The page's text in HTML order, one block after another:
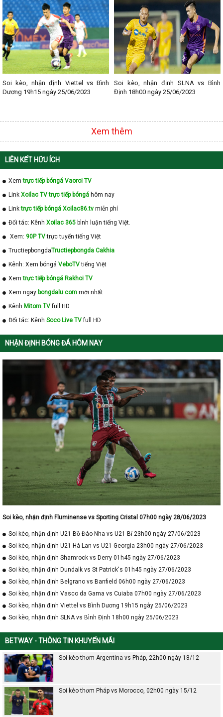
Soi kèo, nhận định Viettel vs Bình
Dương 19h15 ngày 25/06/2023
Soi kèo, nhận định SLNA vs Bình
Định 18h00 ngày 25/06/2023
Xem thêm
LIÊN KẾT HỮU ÍCH
Xemtrực tiếp bóngá Vaoroi TV
Link Xoilac TV trực tiếp bóngá hôm nay
Linktrực tiếp bóngá Xoilac86.tv miễn phí
Đối tác: Kênh Xoilac 365 bình luận tiếng Việt.
Xem: 90P TVtrực tuyến tiếng Việt
TructiepbongdaTructiepbongda Cakhia
Kênh: Xem bóngá VeboTVtiếng Việt
Xemtrực tiếp bóngá Rakhoi TV
Xem ngay bongdalu com mới nhất
Kênh Mitom TVfull HD
Đối tác: Kênh Soco Live TVfull HD
NHẬN ĐỊNH BÓNG ĐÁ HÔM NAY
Soi kèo, nhận định Fluminense vs Sporting Cristal 07h00 ngày 28/06/2023
Soi kèo, nhận định U21 Bồ Đào Nha vs U21 Bỉ 23h00 ngày 27/06/2023
Soi kèo, nhận định U21 Hà Lan vs U21 Georgia 23h00 ngày 27/06/2023
Soi kèo, nhận định Shamrock vs Derry 01h45 ngày 27/06/2023
Soi kèo, nhận định Dundalk vs St Patrick's 01h45 ngày 27/06/2023
Soi kèo, nhận định Belgrano vs Banfield 06h00 ngày 27/06/2023
Soi kèo, nhận định Vasco da Gama vs Cuiaba 07h00 ngày 27/06/2023
Soi kèo, nhận định Viettel vs Bình Dương 19h15 ngày 25/06/2023
Soi kèo, nhận định SLNA vs Bình Định 18h00 ngày 25/06/2023
BETWAY - THÔNG TIN KHUYẾN MÃI
Soi kèo thơm Argentina vs Pháp, 22h00 ngày 18/12
Soi kèo thơm Pháp vs Morocco, 02h00 ngày 15/12